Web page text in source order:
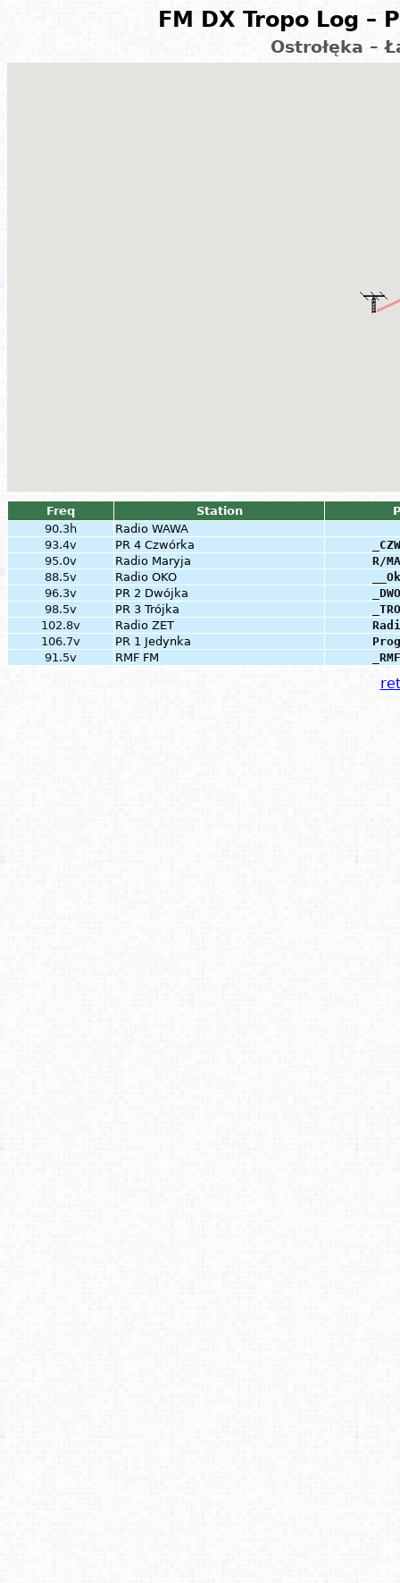
FM DX Tropo Log –
Ostrołęka –
Freq Station
90.3h
Radio WAWA
93.4v
PR 4 Czwórka
95.0v
Radio Maryja
R/
88.5v
Radio OKO
96.3v
PR 2 Dwójka
98.5v
PR 3 Trójka
102.8v
Radio ZET
106.7v
PR 1 Jedynka
91.5v
RMF FM